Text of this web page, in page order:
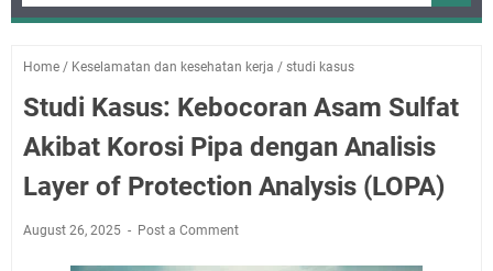
Home / Keselamatan dan kesehatan kerja / studi kasus
Studi Kasus: Kebocoran Asam Sulfat
Akibat Korosi Pipa dengan Analisis
Layer of Protection Analysis (LOPA)
August 26, 2025 Post a Comment